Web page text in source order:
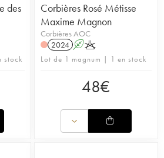
des
stock
Corbières Rosé Métisse
Maxime Magnon
Corbières AOC
2024 AK
Lot de 1 magnum | 1 en stock
48€